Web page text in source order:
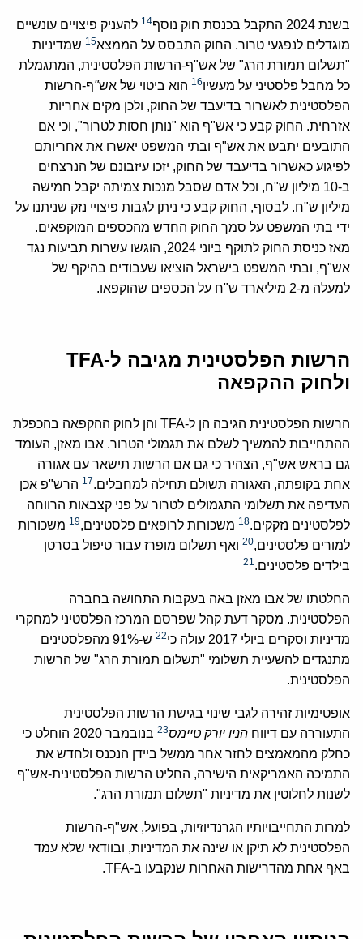
בשנת 2024 התקבל בכנסת חוק נוסף 14 להעניק פיצויים עונשיים
מוגדלים לנפגעי טרור. החוק התבסס על הממצא15 שמדיניות
"תשלום תמורת הרג" של אש"ף-הרשות הפלסטינית, המתגמלת
כל מחבל פלסטיני על מעשיו16 הוא ביטוי של אש"ף-הרשות
הפלסטינית לאשרור בדיעבד של החוק, ולכן מקים אחריות
אזרחית. החוק קבע כי אש"ף הוא "נותן חסות לטרור", וכי אם
התובעים יתבעו את אש"ף ובתי המשפט יאשרו את אחריותם
לפיגוע כאשרור בדיעבד של החוק, יזכו עיזבונם של הנרצחים
ב-10 מיליון ש"ח, וכל אדם שסבל מנכות צמיתה יקבל חמישה
מיליון ש"ח. לבסוף, החוק קבע כי ניתן לגבות פיצויי נזק שניתנו על
ידי בתי המשפט על סמך החוק החדש מהכספים המוקפאים.
מאז כניסת החוק לתוקף ביוני 2024, הוגשו עשרות תביעות נגד
אש"ף, ובתי המשפט בישראל הוציאו שעבודים בהיקף של
למעלה מ-2 מיליארד ש"ח על הכספים שהוקפאו.
הרשות הפלסטינית מגיבה ל-TFA
ולחוק ההקפאה
הרשות הפלסטינית הגיבה הן ל-TFA והן לחוק ההקפאה בהכפלת
ההתחייבות להמשיך לשלם את תגמולי הטרור. אבו מאזן, העומד
גם בראש אש"ף, הצהיר כי גם אם הרשות תישאר עם אגורה
אחת בקופתה, האגורה תשולם תחילה למחבלים.17 הרש"פ אכן
העדיפה את תשלומי התגמולים לטרור על פני קצבאות הרווחה
לפלסטינים נזקקים.18 משכורות לרופאים פלסטינים,19 משכורות
למורים פלסטינים,20 ואף תשלום מופרז עבור טיפול בסרטן
בילדים פלסטינים.21
החלטתו של אבו מאזן באה בעקבות התחושה בחברה
הפלסטינית. מסקר דעת קהל שפרסם המרכז הפלסטיני למחקרי
מדיניות וסקרים ביולי 2017 עולה כי
22
ש-91% מהפלסטינים
מתנגדים להשעיית תשלומי "תשלום תמורת הרג" של הרשות
הפלסטינית.
אופטימיות זהירה לגבי שינוי בגישת הרשות הפלסטינית
התעוררה עם דיווח הניו יורק טיימס23
בנובמבר 2020 הוחלט כי
כחלק מהמאמצים לחזר אחר ממשל ביידן הנכנס ולחדש את
התמיכה האמריקאית הישירה, החליט הרשות הפלסטינית-אש"ף
לשנות לחלוטין את מדיניות "תשלום תמורת הרג".
למרות התחייבויותיו הגרנדיוזיות, בפועל, אש"ף-הרשות
הפלסטינית לא תיקן או שינה את המדיניות, ובוודאי שלא עמד
באף אחת מהדרישות האחרות שנקבעו ב-TFA.